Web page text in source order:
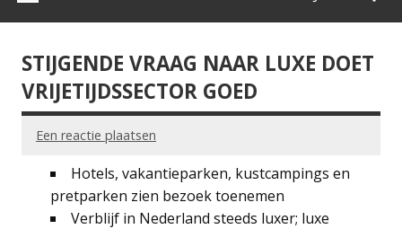
STIJGENDE VRAAG NAAR LUXE DOET
VRIJETIJDSSECTOR GOED
Een reactie plaatsen
Hotels, vakantieparken, kustcampings en
pretparken zien bezoek toenemen
Verblijf in Nederland steeds luxer; luxe